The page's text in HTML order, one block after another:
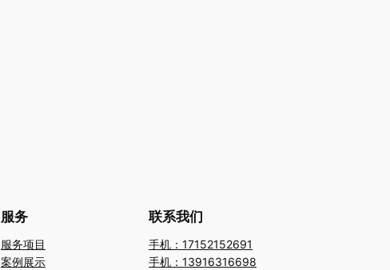
服务
服务项目
案例展示
联系我们
手机：17152152691
手机：13916316698